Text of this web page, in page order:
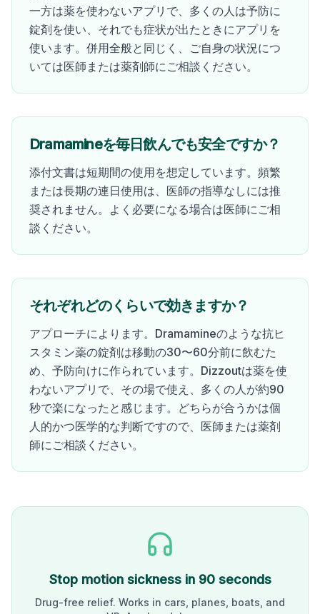
一方は薬を使わないアプリで、多くの人は予防に
錠剤を使い、それでも症状が出たときにアプリを
使います。併用全般と同じく、ご自身の状況につ
いては医師または薬剤師にご相談ください。
Dramamineを毎日飲んでも安全ですか？
添付文書は短期間の使用を想定しています。頻繁
または長期の連日使用は、医師の指導なしには推
奨されません。よく必要になる場合は医師にご相
談ください。
それぞれどのくらいで効きますか？
アプローチによります。Dramamineのような抗ヒ
スタミン薬の錠剤は移動の30〜60分前に飲むた
め、予防向けに作られています。Dizzoutは薬を使
わないアプリで、その場で使え、多くの人が約90
秒で楽になったと感じます。どちらが合うかは個
人的かつ医学的な判断ですので、医師または薬剤
師にご相談ください。
Stop motion sickness in 90 seconds
Drug-free relief. Works in cars, planes, boats, and